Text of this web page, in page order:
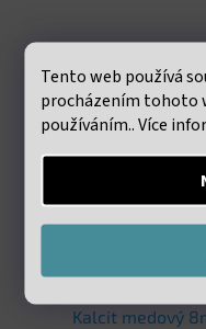
Tento web používá
procházením tohoto
používáním.. Více
Kalcit medový